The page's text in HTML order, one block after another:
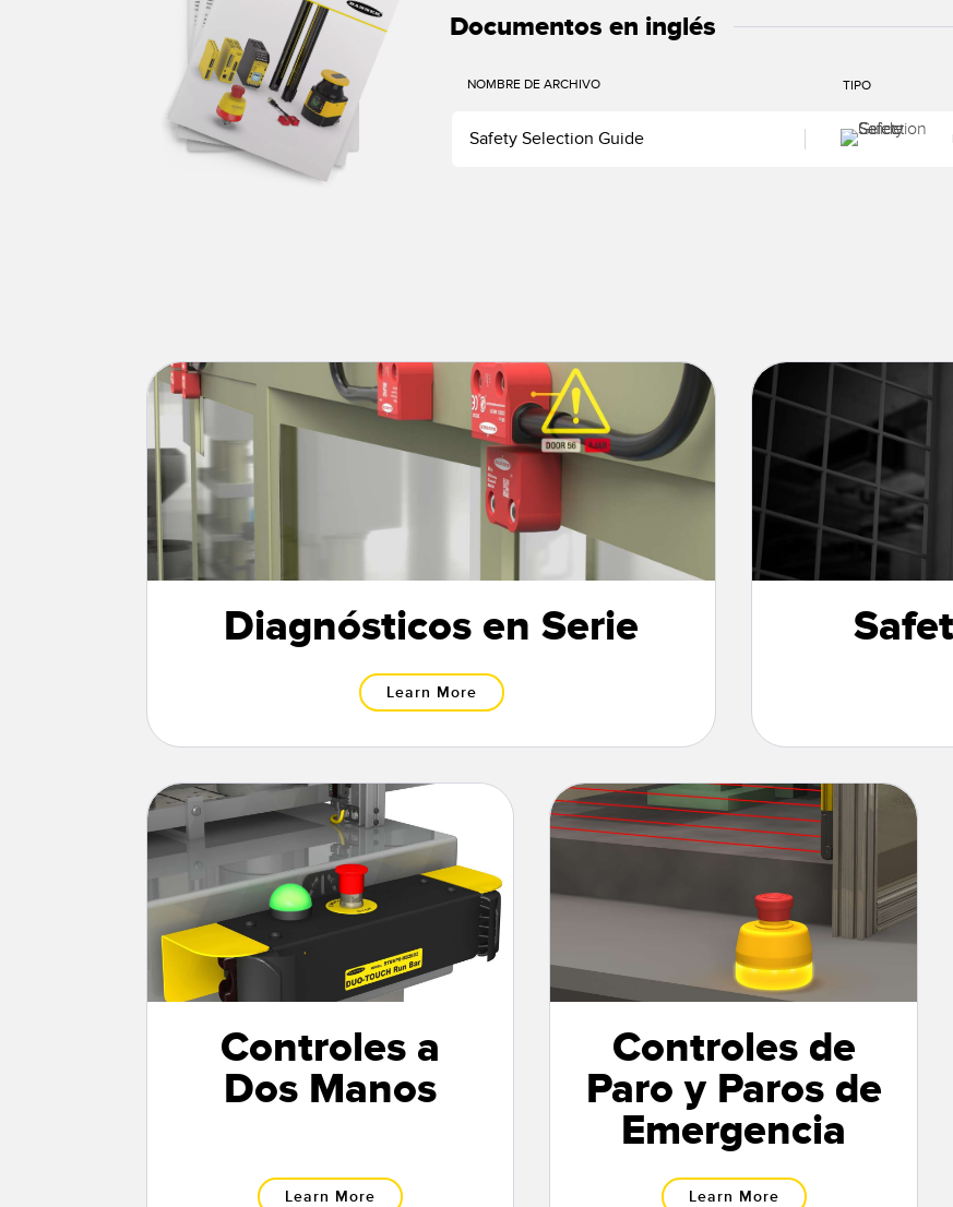
Documentos en inglés
NOMBRE DE ARCHIVO TIPO
Safety Selection Guide
Diagnósticos en Serie
Learn More
Controles a
Dos Manos
Learn More
Controles de
Paro y Paros de
Emergencia
Learn More